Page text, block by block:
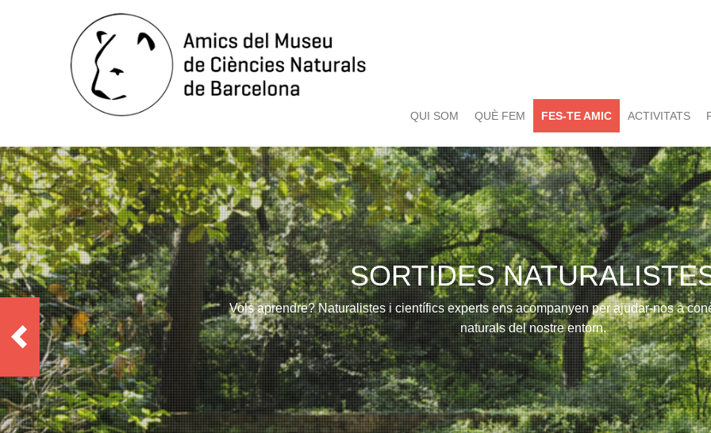
QUI SOM QUÈ FEM FES-TE AMIC ACTIVITATS
SORTIDES
Vols aprendre? Naturalistes i científics experts ens acompanyen per ajudar-nos a
naturals del nostre entorn.